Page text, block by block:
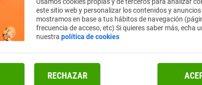
CÓMO BLOQUEAR EL INICIO AUTOMÁTICO DE
LAS APPS EN EL MÓVIL
Hay una configuración que está ralentizando tu
este sitio web y personalizar los contenidos y
mostramos en base a tus hábitos de navegación
frecuencia de acceso, etc) Si quieres saber más, echa
nuestrapolítica de cookies
RECHAZAR